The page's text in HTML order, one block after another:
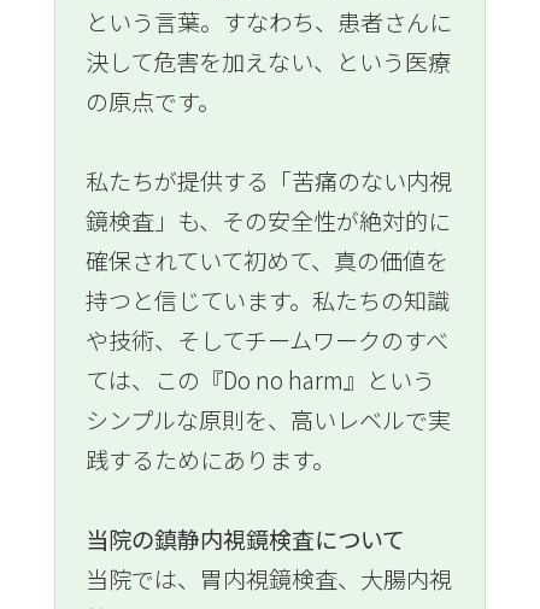
という言葉。すなわち、患者さんに
決して危害を加えない、という医療
の原点です。
私たちが提供する「苦痛のない内視
鏡検査」も、その安全性が絶対的に
確保されていて初めて、真の価値を
持つと信じています。私たちの知識
や技術、そしてチームワークのすべ
ては、この『Do no harm』という
シンプルな原則を、高いレベルで実
践するためにあります。
当院の鎮静内視鏡検査について
当院では、胃内視鏡検査、大腸内視